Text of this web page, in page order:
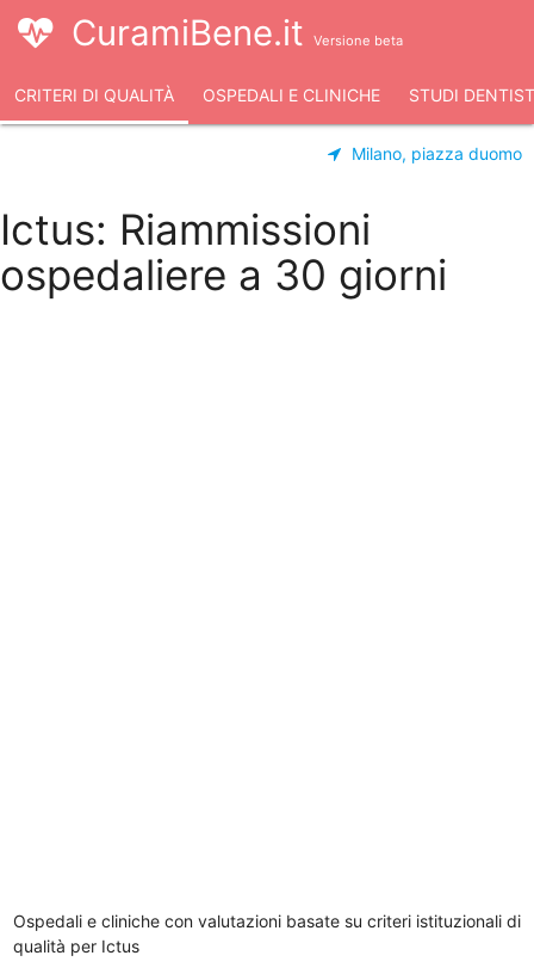
CuramiBene.it Versione beta
CRITERI DI QUALITÀ OSPEDALI E CLINICHE STUDI
Milano, piazza duomo
Ictus: Riammissioni
ospedaliere a 30 giorni
Ospedali e cliniche con valutazioni basate su criteri istituzionali di
qualità per Ictus